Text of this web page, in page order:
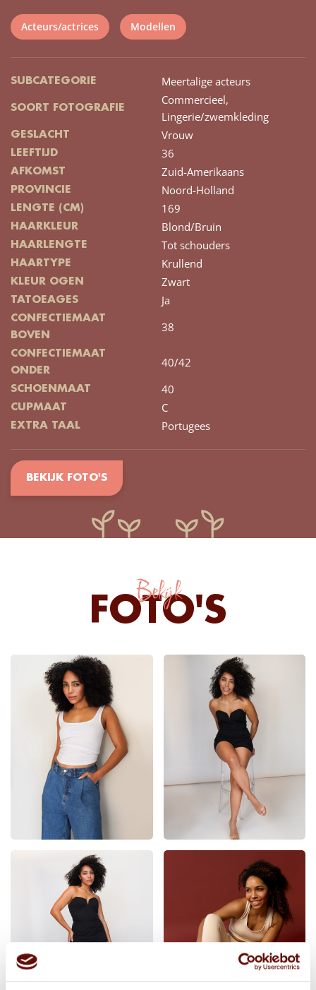
Acteurs/actrices Modellen
SUBCATEGORIE Meertalige acteurs
SOORT FOTOGRAFIE
Commercieel,
Lingerie/zwemkleding
GESLACHT Vrouw
LEEFTIJD 36
AFKOMST Zuid-Amerikaans
PROVINCIE Noord-Holland
LENGTE (CM) 169
HAARKLEUR Blond/Bruin
HAARLENGTE Tot schouders
HAARTYPE Krullend
KLEUR OGEN Zwart
TATOEAGES Ja
CONFECTIEMAAT
BOVEN
38
CONFECTIEMAAT
ONDER
40/42
SCHOENMAAT 40
CUPMAAT C
EXTRA TAAL Portugees
BEKIJK FOTO'S
Bekijk
FOTO'S